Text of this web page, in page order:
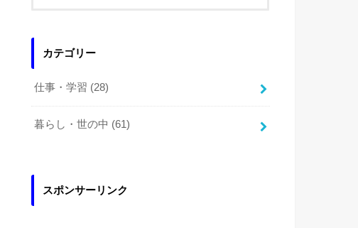
カテゴリー
仕事・学習 (28)
暮らし・世の中 (61)
スポンサーリンク